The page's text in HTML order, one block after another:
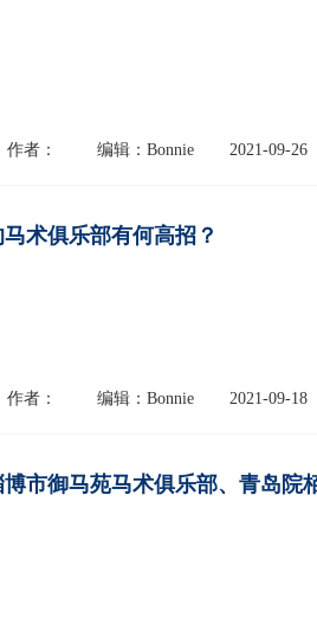
作者： 编辑：Bonnie 2021-09-26
术俱乐部有何高招？
作者： 编辑：Bonnie 2021-09-18
博市御马苑马术俱乐部、青岛